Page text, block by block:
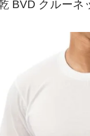
BVD クルーネ